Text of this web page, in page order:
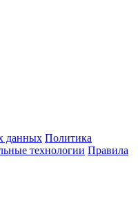
данных Политика
технологии Правила